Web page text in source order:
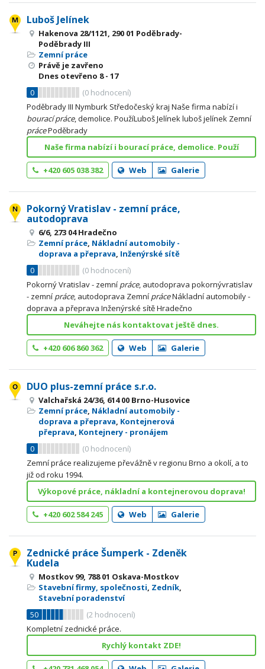
Luboš Jelínek
Hakenova 28/1121, 290 01 Poděbrady-
Poděbrady III
Zemní práce
Právě je zavřeno
Dnes otevřeno 8 - 17
0
(0 hodnocení)
Poděbrady III Nymburk Středočeský kraj Naše firma nabízí i
bourací práce, demolice. PoužíLuboš Jelínek luboš jelínek Zemní
prácePoděbrady
Naše firma nabízí i bourací práce, demolice. Použí
+420 605 038 382 Web Galerie
Pokorný Vratislav - zemní práce,
autodoprava
6/6, 273 04 Hradečno
Zemní práce, Nákladní automobily -
doprava a přeprava, Inženýrské sítě
0
(0 hodnocení)
Pokorný Vratislav - zemní práce, autodoprava pokornývratislav
- zemní práce, autodoprava Zemní práceNákladní automobily -
doprava a přeprava Inženýrské sítě Hradečno
Neváhejte nás kontaktovat ještě dnes.
+420 606 860 362 Web Galerie
DUO plus-zemní práce s.r.o.
Valchařská 24/36, 614 00 Brno-Husovice
Zemní práce, Nákladní automobily -
doprava a přeprava, Kontejnerová
přeprava, Kontejnery - pronájem
0
(0 hodnocení)
Zemní práce realizujeme převážně v regionu Brno a okolí, a to
již od roku 1994.
Výkopové práce, nákladní a kontejnerovou doprava!
+420 602 584 245 Web Galerie
Zednické práce Šumperk - Zdeněk
Kudela
Mostkov 99, 788 01 Oskava-Mostkov
Stavební firmy, společnosti, Zedník,
Stavební poradenství
50
(2 hodnocení)
Kompletní zednické práce.
Rychlý kontakt ZDE!